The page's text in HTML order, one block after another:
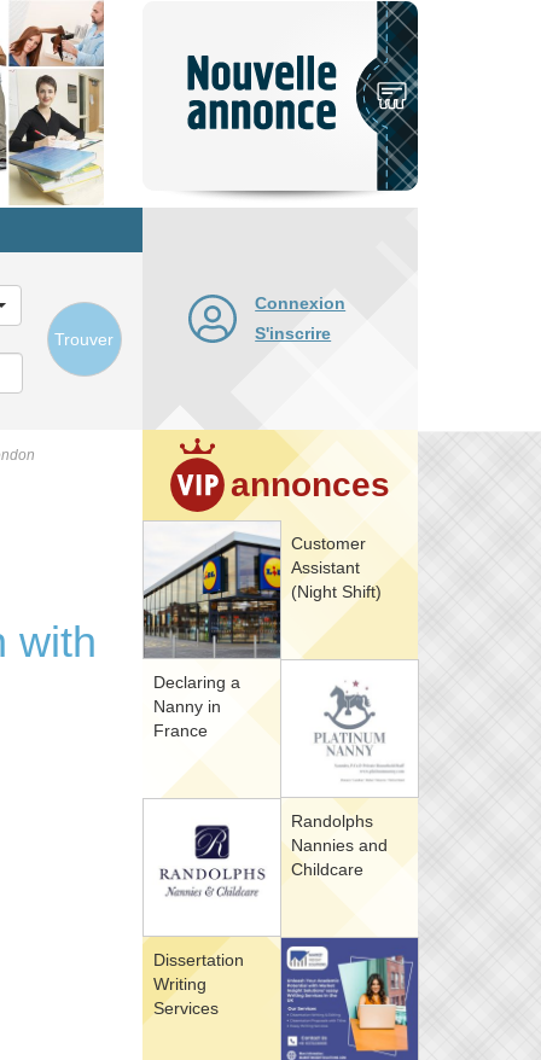
Trouver
Connexion
S'inscrire
annonces
Customer
Assistant
(Night Shift)
Declaring a
Nanny in
France
Randolphs
Nannies and
Childcare
Dissertation
Writing
Services
with